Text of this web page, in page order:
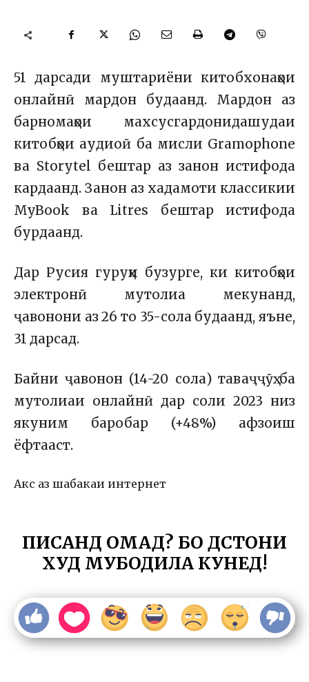
51 дарсади муштариёни китобхонаҳои
онлайнӣ мардон будаанд. Мардон аз
барномаҳои махсусгардонидашудаи
китобҳои аудиоӣ ба мисли Gramophone
ва Storytel бештар аз занон истифода
кардаанд. Занон аз хадамоти классикии
MyBook ва Litres бештар истифода
бурдаанд.
Дар Русия гуруҳи бузурге, ки китобҳои
электронӣ мутолиа мекунанд,
ҷавонони аз 26 то 35-сола будаанд, яъне,
31 дарсад.
Байни ҷавонон (14-20 сола) таваҷҷӯҳ ба
мутолиаи онлайнӣ дар соли 2023 низ
якуним баробар (+48%) афзоиш
ёфтааст.
Акс аз шабакаи интернет
ПИСАНД ОМАД? БО ДӮСТОНИ
ХУД МУБОДИЛА КУНЕД!